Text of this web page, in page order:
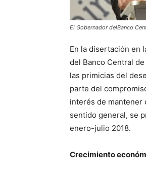
El Gobernador delBanco
En la disertación en
del Banco Central
las primicias del
parte del
interés de mantener
sentido general, se
enero-julio 2018.
Crecimiento